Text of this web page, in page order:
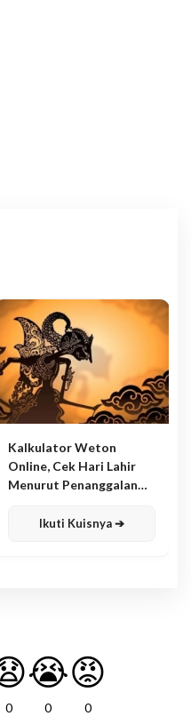
Kalkulator Weton
Online, Cek Hari Lahir
Menurut Penanggalan
Ikuti Kuisnya ➔
0
😭
0
😡
0